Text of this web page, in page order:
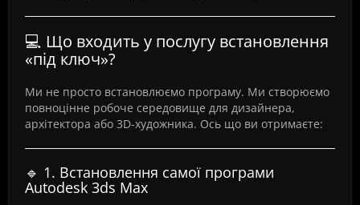
💻 Що входить у послугу встановлення
«під ключ»?
Ми не просто встановлюємо програму. Ми створюємо
повноцінне робоче середовище для дизайнера,
архітектора або 3D-художника. Ось що ви отримаєте:
🔹 1. Встановлення самої програми
Autodesk 3ds Max